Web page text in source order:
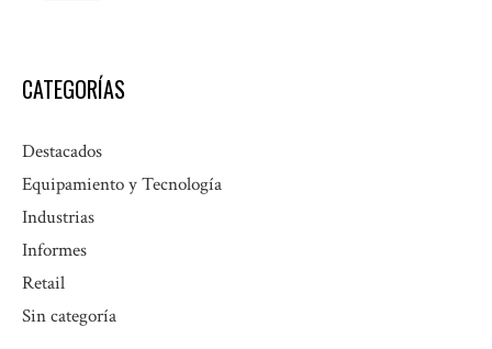
CATEGORÍAS
Destacados
Equipamiento y Tecnología
Industrias
Informes
Retail
Sin categoría